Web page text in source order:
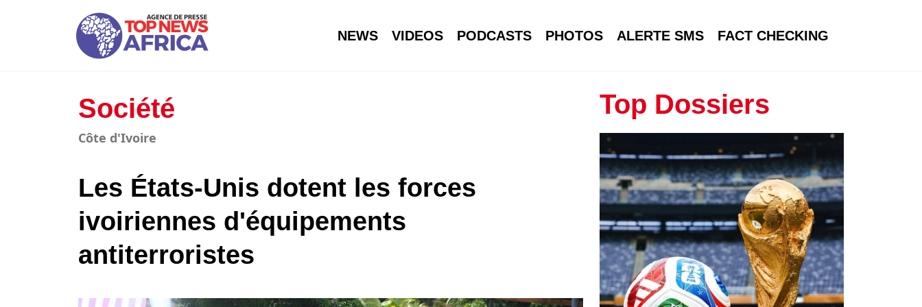
NEWS VIDEOS PODCASTS PHOTOS ALERTE SMS FACT CHECKING
Société
Côte d'Ivoire
Les États-Unis dotent les forces
ivoiriennes d'équipements
antiterroristes
Top Dossiers